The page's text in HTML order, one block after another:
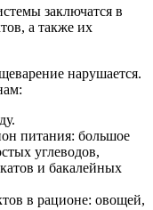
заключатся в
а также их
нарушается.
питания: большое
углеводов,
и бакалейных
в рационе: овощей,